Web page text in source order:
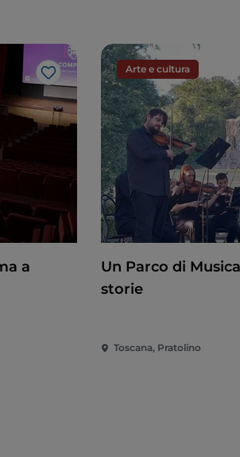
Like
a
Arte e cultura
Un Parco di
storie
Toscana, Pratolino